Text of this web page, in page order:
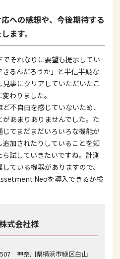
への感想や、今後期待する
ます。
それなりに要望も提示してい
るんだろうか」と半信半疑な
事にクリアしていただいたこ
わりました。
不自由を感じていないため、
あまりありませんでした。た
てまだまだいろいろな機能が
加されたりしていることを知
試していきたいですね。計測
ている機器がありますので、
Neoを導入できるか検
式会社様
神奈川県横浜市緑区白山